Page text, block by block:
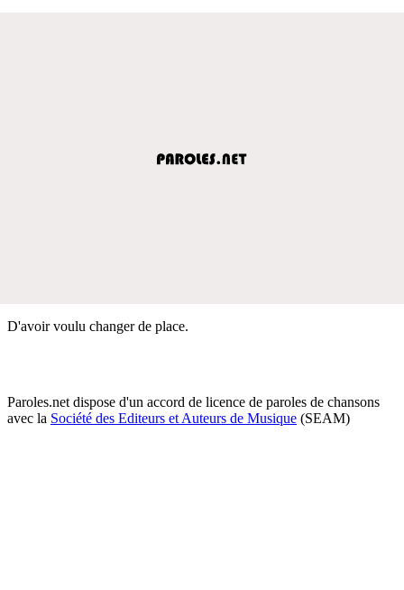
D'avoir voulu changer de place.
Paroles.net dispose d'un accord de licence de paroles de chansons
avec la Société des Editeurs et Auteurs de Musique (SEAM)